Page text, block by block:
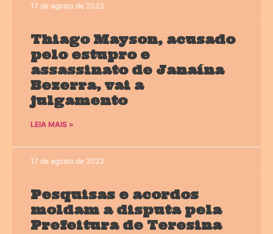
17 de agosto de 2023
Thiago Mayson, acusado
pelo estupro e
assassinato de Janaína
Bezerra, vai a
julgamento
LEIA MAIS »
17 de agosto de 2023
Pesquisas e acordos
moldam a disputa pela
Prefeitura de Teresina